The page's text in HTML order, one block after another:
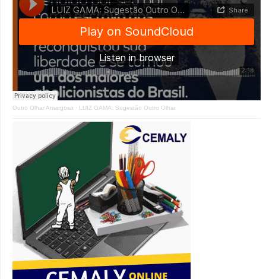
Outro Olhar Amargosa · LUIZ GAMA: Sugestão Outro Olhar